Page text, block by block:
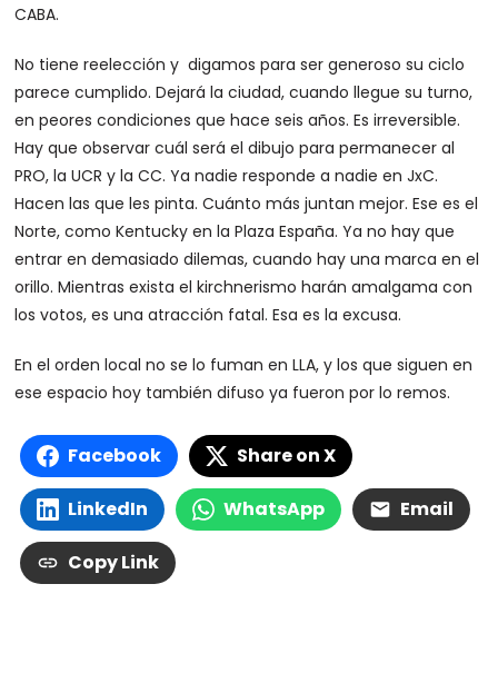
CABA.
No tiene reelección y digamos para ser generoso su ciclo
parece cumplido. Dejará la ciudad, cuando llegue su turno,
en peores condiciones que hace seis años. Es irreversible.
Hay que observar cuál será el dibujo para permanecer al
PRO, la UCR y la CC. Ya nadie responde a nadie en JxC.
Hacen las que les pinta. Cuánto más juntan mejor. Ese es el
Norte, como Kentucky en la Plaza España. Ya no hay que
entrar en demasiado dilemas, cuando hay una marca en el
orillo. Mientras exista el kirchnerismo harán amalgama con
los votos, es una atracción fatal. Esa es la excusa.
En el orden local no se lo fuman en LLA, y los que siguen en
ese espacio hoy también difuso ya fueron por lo remos.
Facebook Share on X
LinkedIn WhatsApp Email
Copy Link